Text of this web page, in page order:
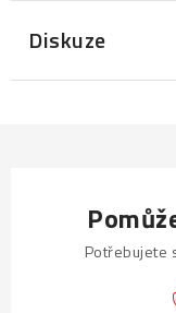
Diskuze
Potřebujete